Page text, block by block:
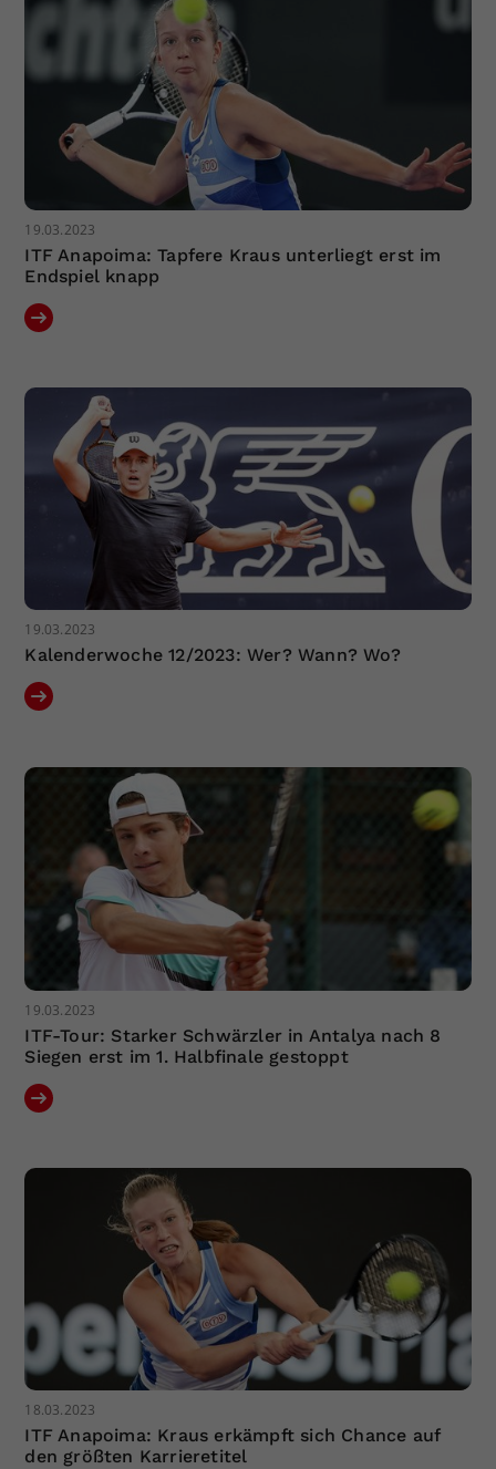
19.03.2023
ITF Anapoima: Tapfere Kraus unterliegt erst im
Endspiel knapp
19.03.2023
Kalenderwoche 12/2023: Wer? Wann? Wo?
19.03.2023
ITF-Tour: Starker Schwärzler in Antalya nach 8
Siegen erst im 1. Halbfinale gestoppt
18.03.2023
ITF Anapoima: Kraus erkämpft sich Chance auf
den größten Karrieretitel